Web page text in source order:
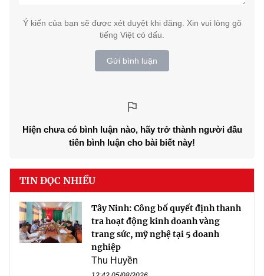
Ý kiến của bạn sẽ được xét duyệt khi đăng. Xin vui lòng gõ
tiếng Việt có dấu.
Gửi bình luận
Hiện chưa có bình luận nào, hãy trở thành người đầu
tiên bình luận cho bài biết này!
TIN ĐỌC NHIỀU
Tây Ninh: Công bố quyết định thanh
tra hoạt động kinh doanh vàng
trang sức, mỹ nghệ tại 5 doanh
nghiệp
Thu Huyền